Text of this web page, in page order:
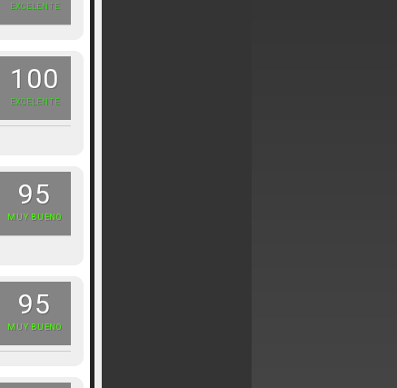
EXCELENTE
100
EXCELENTE
95
MUY BUENO
95
MUY BUENO